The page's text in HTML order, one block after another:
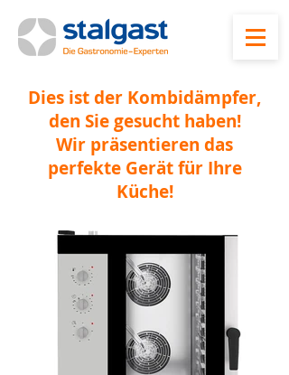
Dies ist der Kombidämpfer,
den Sie gesucht haben!
Wir präsentieren das
perfekte Gerät für Ihre
Küche!